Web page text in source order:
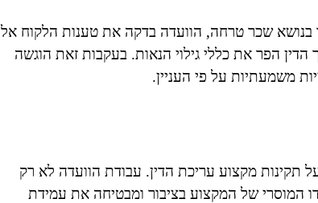
בנושא שכר טרחה, הוועדה בדקה את טענות הלקוח אל
הדין הפר את כללי גילוי הנאות. בעקבות זאת הוגשה
משמעתיות על פי העניין.
תקינות מקצוע עריכת הדין. עבודת הוועדה לא רק
המוסרי של המקצוע בציבור ומבטיחה את עמידת